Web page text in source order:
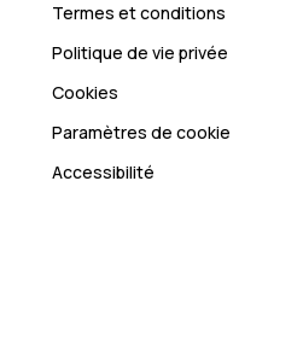
Termes et conditions
Politique de vie privée
Cookies
Paramètres de cookie
Accessibilité